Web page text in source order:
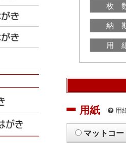
枚
納
用
用紙 用
マットコー